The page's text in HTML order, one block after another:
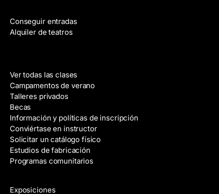
c
Conseguir entradas
Alquiler de teatros
Ver todas las clases
Campamentos de verano
Talleres privados
Becas
Información y políticas de inscripción
Conviértase en instructor
Solicitar un catálogo físico
Estudios de fabricación
Programas comunitarios
Exposiciones